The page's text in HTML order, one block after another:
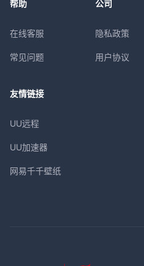
帮助
在线客服
常见问题
公司
隐私政策
用户协议
友情链接
UU远程
UU加速器
网易千千壁纸